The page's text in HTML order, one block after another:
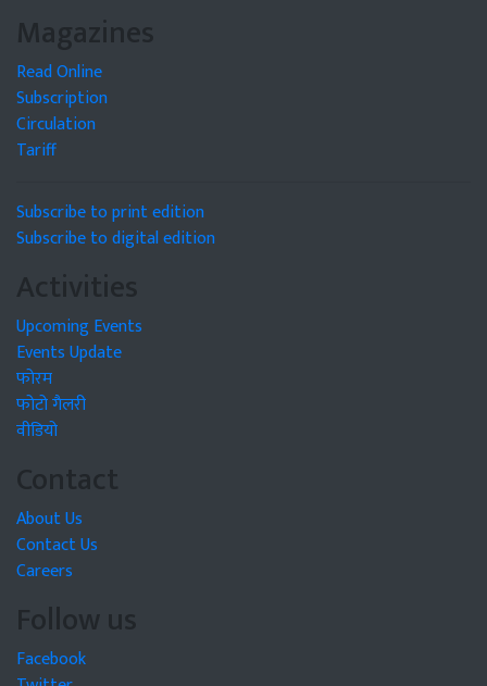
Magazines
Read Online
Subscription
Circulation
Tariff
Subscribe to print edition
Subscribe to digital edition
Activities
Upcoming Events
Events Update
फोरम
फोटो गैलरी
वीडियो
Contact
About Us
Contact Us
Careers
Follow us
Facebook